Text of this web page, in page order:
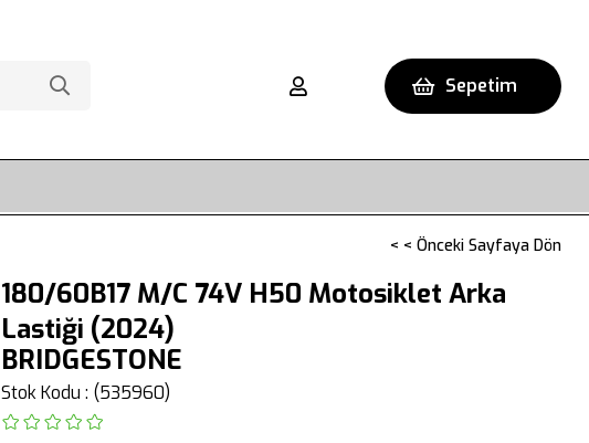
Sepetim
< < Önceki Sayfaya Dön
180/60B17 M/C 74V H50 Motosiklet Arka
Lastiği (2024)
BRIDGESTONE
Stok Kodu (535960)